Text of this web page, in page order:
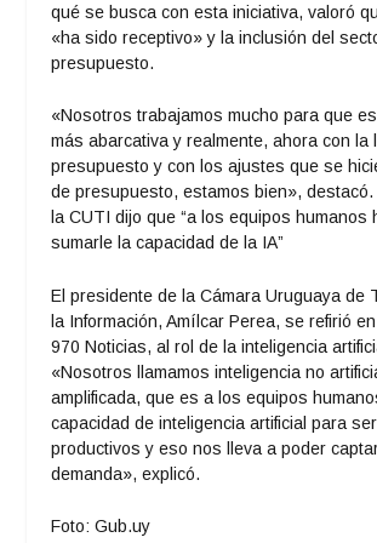
qué se busca con esta iniciativa, valoró
«ha sido receptivo» y la inclusión del
presupuesto.
«Nosotros trabajamos mucho para que
más abarcativa y realmente, ahora con la
presupuesto y con los ajustes que se
de presupuesto, estamos bien»,
la CUTI dijo que “a los equipos humanos
sumarle la capacidad de la IA”
El presidente de la Cámara Uruguaya de
la Información, Amílcar Perea, se refirió
970 Noticias, al rol de la inteligencia
«Nosotros llamamos inteligencia no
amplificada, que es a los equipos
capacidad de inteligencia artificial para
productivos y eso nos lleva a poder
demanda», explicó.
Foto: Gub.uy